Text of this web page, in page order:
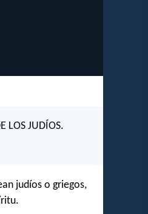
LOS JUDÍOS.
judíos o griegos,